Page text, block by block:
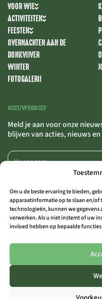
Om u de beste ervaring te bieden,
apparaatinformatie op te slaan en/of
technologieën, kunnen we gegevens
verwerken. Als u niet instemt of uw
invloed hebben op bepaalde
VOOR WIE
ACTIVITEITEN
FEESTEN
OVERNACHTEN AAN DE
DONKVIJVER
WINTER
FOTOGALERIJ
NIEUWSBRIEF
Meld je aan voor onze
blijven van acties, nieuws
algemene voorwaarden.